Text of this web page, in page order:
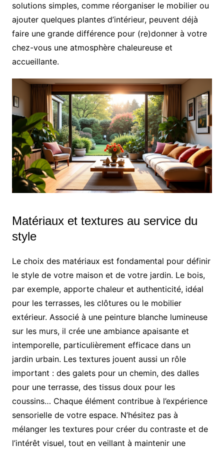
solutions simples, comme réorganiser le mobilier ou
ajouter quelques plantes d’intérieur, peuvent déjà
faire une grande différence pour (re)donner à votre
chez-vous une atmosphère chaleureuse et
accueillante.
Matériaux et textures au service du
style
Le choix des matériaux est fondamental pour définir
le style de votre maison et de votre jardin. Le bois,
par exemple, apporte chaleur et authenticité, idéal
pour les terrasses, les clôtures ou le mobilier
extérieur. Associé à une peinture blanche lumineuse
sur les murs, il crée une ambiance apaisante et
intemporelle, particulièrement efficace dans un
jardin urbain. Les textures jouent aussi un rôle
important : des galets pour un chemin, des dalles
pour une terrasse, des tissus doux pour les
coussins… Chaque élément contribue à l’expérience
sensorielle de votre espace. N’hésitez pas à
mélanger les textures pour créer du contraste et de
l’intérêt visuel, tout en veillant à maintenir une